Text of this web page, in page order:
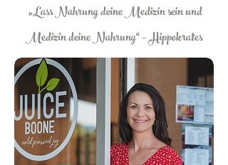
„Lass Nahrung deine Medizin sein und
Medizin deine Nahrung“ – Hippokrates